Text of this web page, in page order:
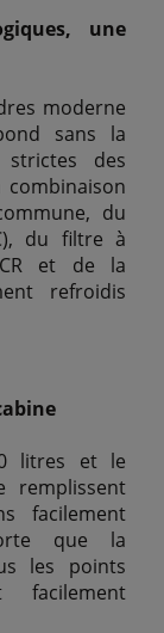
une
moderne
sans la
strictes des
combinaison
du
du filtre à
et de la
refroidis
litres et le
remplissent
facilement
que la
les points